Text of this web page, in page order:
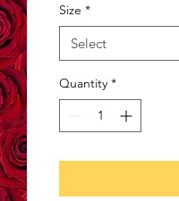
Size *
Select
Quantity *